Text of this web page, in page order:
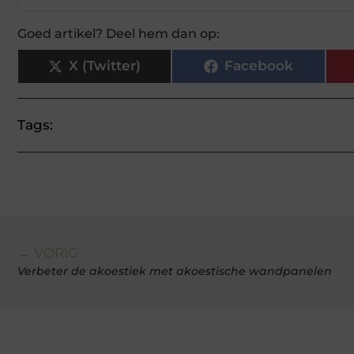
Goed artikel? Deel hem dan op:
X (Twitter) Facebook
Tags:
← VORIG
Verbeter de akoestiek met akoestische wandpanelen